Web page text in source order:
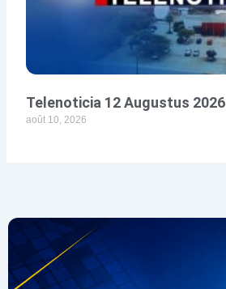
Telenoticia 12 Augustus 2026
août 10, 2026